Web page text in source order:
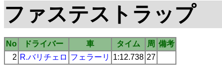
ファステストラップ
No ドライバー 車 タイム 周 備考
2 R.バリチェロ フェラーリ 1:12.738 27